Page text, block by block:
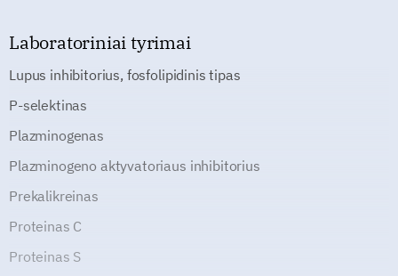
Laboratoriniai tyrimai
Lupus inhibitorius, fosfolipidinis tipas
P-selektinas
Plazminogenas
Plazminogeno aktyvatoriaus inhibitorius
Prekalikreinas
Proteinas C
Proteinas S